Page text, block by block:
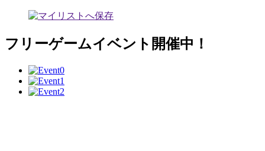
フリーゲームイベント開催中！